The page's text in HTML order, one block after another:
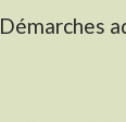
Démarches